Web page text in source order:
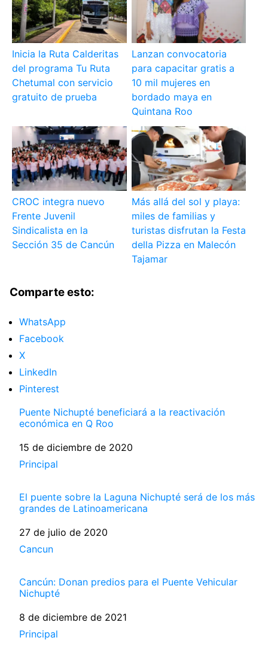
Inicia la Ruta Calderitas
del programa Tu Ruta
Chetumal con servicio
gratuito de prueba
Lanzan convocatoria
para capacitar gratis a
10 mil mujeres en
bordado maya en
Quintana Roo
CROC integra nuevo
Frente Juvenil
Sindicalista en la
Sección 35 de Cancún
Más allá del sol y playa:
miles de familias y
turistas disfrutan la Festa
della Pizza en Malecón
Tajamar
Comparte esto:
WhatsApp
Facebook
X
LinkedIn
Pinterest
Puente Nichupté beneficiará a la reactivación
económica en Q Roo
Fecha
15 de diciembre de 2020
Respecto a
Principal
El puente sobre la Laguna Nichupté será de los más
grandes de Latinoamericana
Fecha
27 de julio de 2020
Respecto a
Cancun
Cancún: Donan predios para el Puente Vehicular
Nichupté
Fecha
8 de diciembre de 2021
Respecto a
Principal